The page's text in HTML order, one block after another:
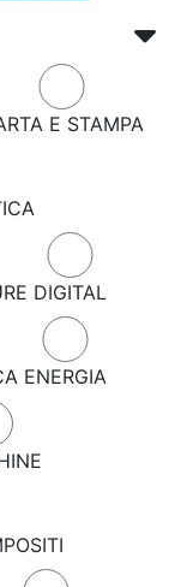
E STAMPA
DIGITAL
ENERGIA